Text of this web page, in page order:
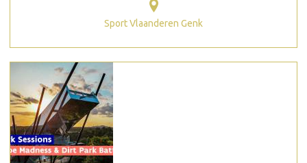
Sport Vlaanderen Genk